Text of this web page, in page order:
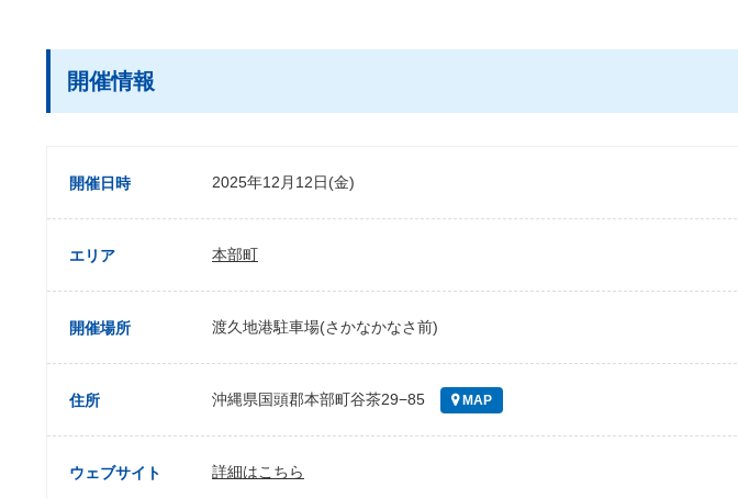
開催情報
開催日時 2025年12月12日(金)
エリア 本部町
開催場所 渡久地港駐車場(さかなかなさ前)
住所 沖縄県国頭郡本部町谷茶29−85 MAP
ウェブサイト 詳細はこちら